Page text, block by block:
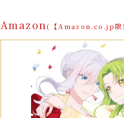
Amazon(【Amazon.co.jp限